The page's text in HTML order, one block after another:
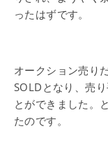
ったはずです。
オークション売り
SOLDとなり、売
とができました。
たのです。